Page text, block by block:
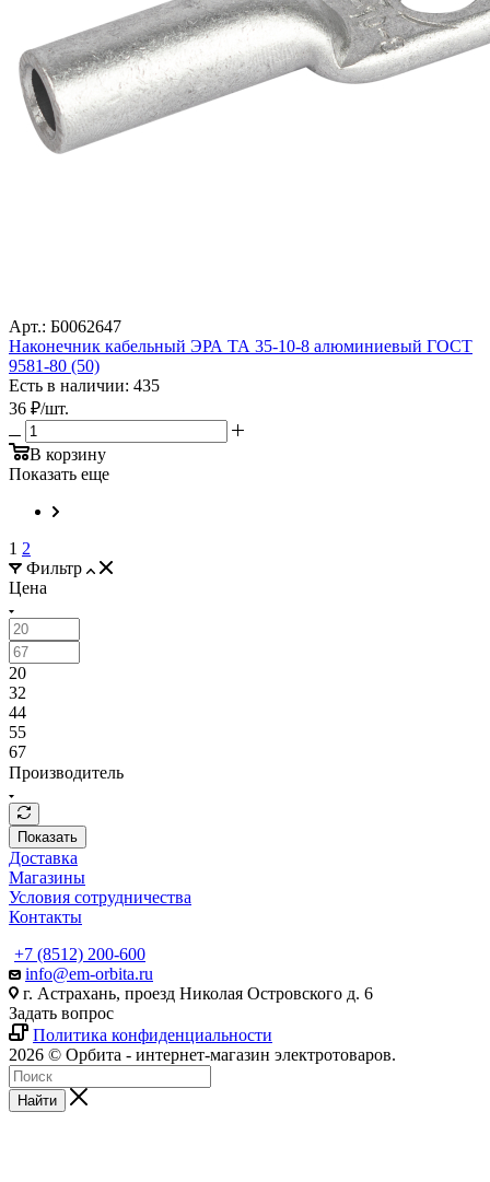
Арт.: Б0062647
Наконечник кабельный ЭРА ТА 35-10-8 алюминиевый ГОСТ
9581-80 (50)
Есть в наличии: 435
36 ₽/шт.
В корзину
Показать еще
1 2
Фильтр
Цена
20
32
44
55
67
Производитель
Показать
Доставка
Магазины
Условия сотрудничества
Контакты
+7 (8512) 200-600
info@em-orbita.ru
г. Астрахань, проезд Николая Островского д. 6
Задать вопрос
Политика конфиденциальности
2026 © Орбита - интернет-магазин электротоваров.
Найти